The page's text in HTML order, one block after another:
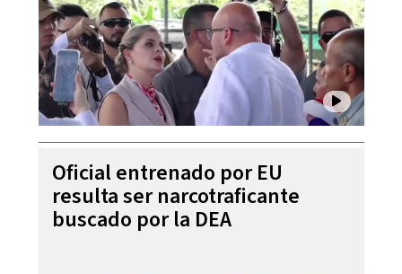
Oficial entrenado por EU
resulta ser narcotraficante
buscado por la DEA